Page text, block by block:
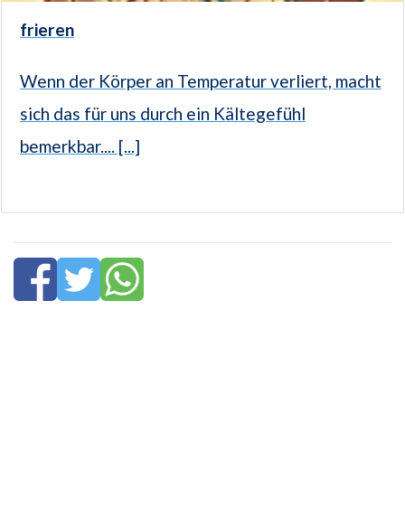
frieren
Wenn der Körper an Temperatur verliert, macht
sich das für uns durch ein Kältegefühl
bemerkbar.... [...]